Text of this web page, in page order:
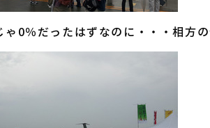
ゃ0％だったはずなのに・・・相方の